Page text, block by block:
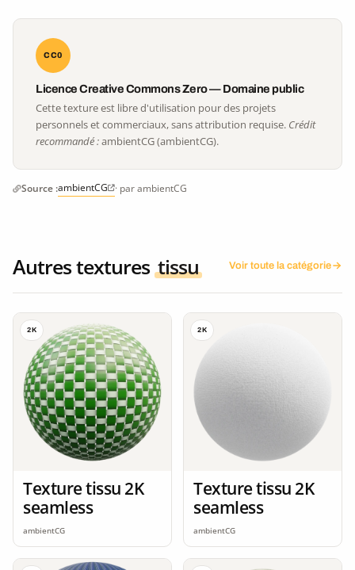
CC0
Licence Creative Commons Zero — Domaine public
Cette texture est libre d'utilisation pour des projets
personnels et commerciaux, sans attribution requise. Crédit
recommandé :ambientCG (ambientCG).
Source :ambientCG · par ambientCG
Autres textures tissu Voir toute la catégorie
2K
Texture tissu 2K
seamless
ambientCG
2K
Texture tissu 2K
seamless
ambientCG